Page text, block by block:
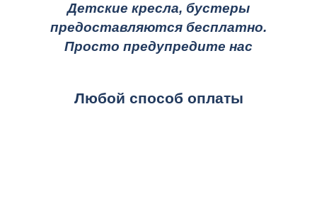
Детские кресла, бустеры
предоставляются бесплатно.
Просто предупредите нас
Любой способ оплаты